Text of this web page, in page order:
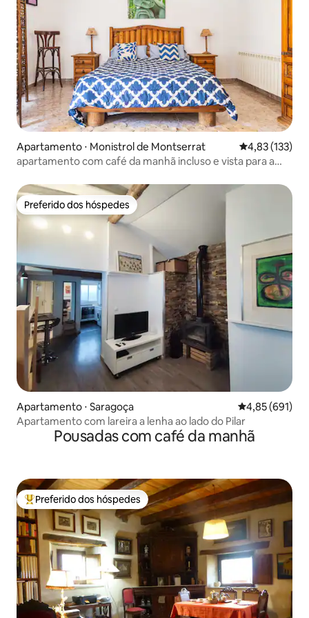
Apartamento ⋅ Monistrol de Montserrat 4,83 de uma
4,83 (133)
apartamento com café da manhã incluso e vista para a
Preferido dos hóspedes
Preferido dos hóspedes
Apartamento ⋅ Saragoça 4,85 de uma
4,85 (691)
Apartamento com lareira a lenha ao lado do Pilar
Pousadas com café da manhã
Entre os melhores preferidos dos hóspedes
Preferido dos hóspedes